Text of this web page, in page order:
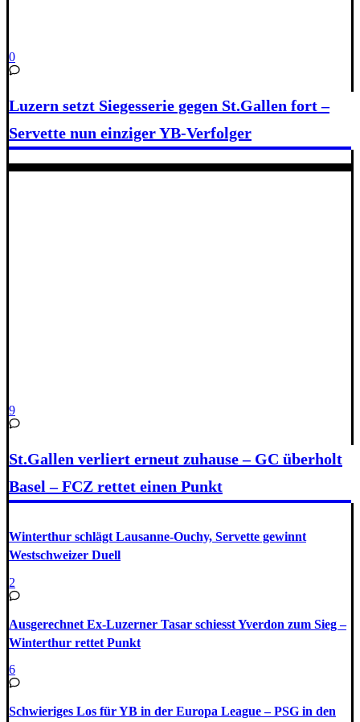
0
Luzern setzt Siegesserie gegen St.Gallen fort –
Servette nun einziger YB-Verfolger
9
St.Gallen verliert erneut zuhause – GC überholt
Basel – FCZ rettet einen Punkt
Winterthur schlägt Lausanne-Ouchy, Servette gewinnt
Westschweizer Duell
2
Ausgerechnet Ex-Luzerner Tasar schiesst Yverdon zum Sieg –
Winterthur rettet Punkt
6
Schwieriges Los für YB in der Europa League – PSG in den